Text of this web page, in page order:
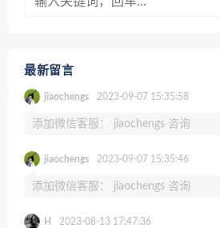
最新留言
jiaochengs 2023-09-07 15:35:58
添加微信客服： jiaochengs 咨询
jiaochengs 2023-09-07 15:35:46
添加微信客服： jiaochengs 咨询
H 2023-08-13 17:47:36